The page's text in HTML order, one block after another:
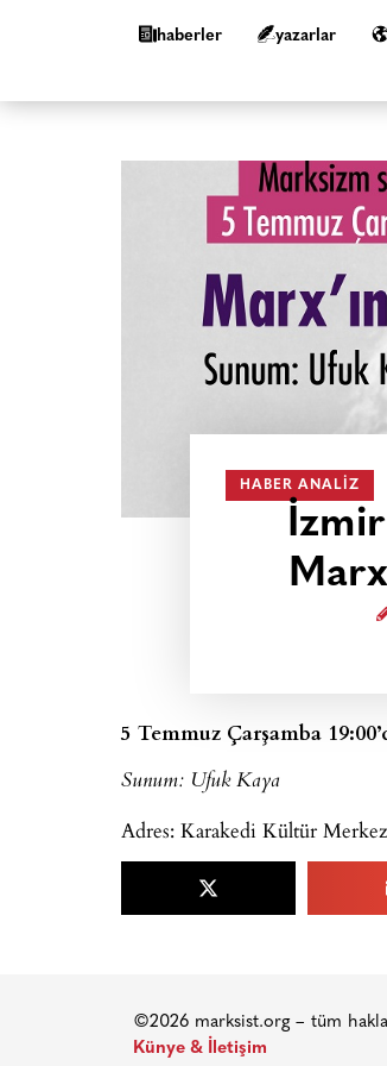
haberler yazarlar
HABER ANALIZ
5 Temmuz Çarşamba
Sunum: Ufuk Kaya
Adres: Karakedi Kültür
©2026 marksist.org – tüm
Künye & İletişim